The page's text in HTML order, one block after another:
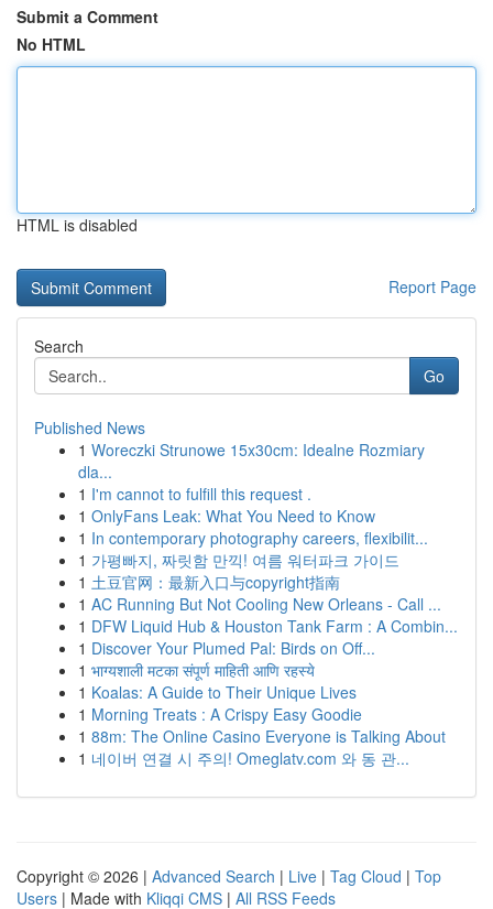
Submit a Comment
No HTML
HTML is disabled
Report Page
Search
Go
Published News
1 Woreczki Strunowe 15x30cm: Idealne Rozmiary
dla...
1 I'm cannot to fulfill this request .
1 OnlyFans Leak: What You Need to Know
1 In contemporary photography careers, flexibilit...
1 가평빠지, 짜릿함 만끽! 여름 워터파크 가이드
1 土豆官网：最新入口与copyright指南
1 AC Running But Not Cooling New Orleans - Call ...
1 DFW Liquid Hub & Houston Tank Farm : A Combin...
1 Discover Your Plumed Pal: Birds on Off...
1 भाग्यशाली मटका संपूर्ण माहिती आणि रहस्ये
1 Koalas: A Guide to Their Unique Lives
1 Morning Treats : A Crispy Easy Goodie
1 88m: The Online Casino Everyone is Talking About
1 네이버 연결 시 주의! Omeglatv.com 와 동 관...
Copyright © 2026 | Advanced Search | Live | Tag Cloud | Top
Users | Made with Kliqqi CMS | All RSS Feeds